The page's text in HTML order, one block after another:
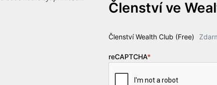
Členství ve
Členství Wealth Club (Free)
reCAPTCHA*